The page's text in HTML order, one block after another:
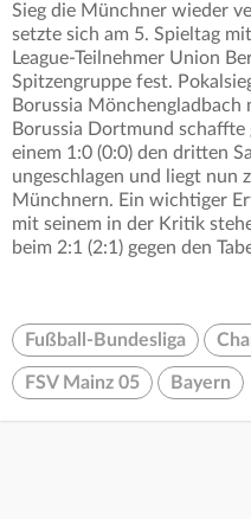
Sieg die Münchner wieder
setzte sich am 5. Spieltag
League-Teilnehmer Union
Spitzengruppe fest.
Borussia Mönchengladbach
Borussia Dortmund
einem 1:0 (0:0) den dritten
ungeschlagen und liegt nun
Münchnern. Ein wichtiger
mit seinem in der Kritik
beim 2:1 (2:1) gegen den
Fußball-Bundesliga
FSV Mainz 05 Bayern